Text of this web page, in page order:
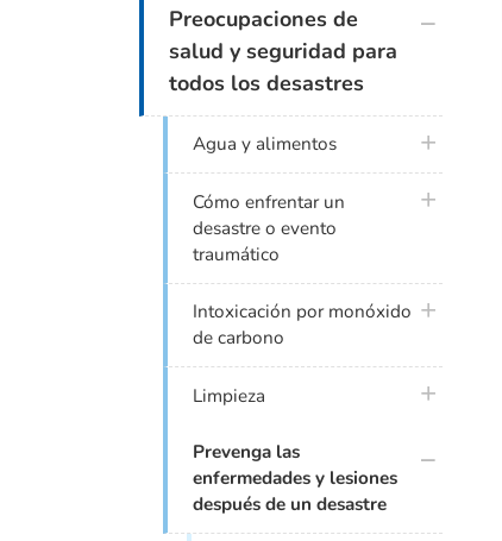
Preocupaciones de
salud y seguridad para
todos los desastres
plus icon
Agua y alimentos plus icon
Cómo enfrentar un
desastre o evento
traumático
plus icon
Intoxicación por monóxido
de carbono
plus icon
Limpieza plus icon
Prevenga las
enfermedades y lesiones
después de un desastre